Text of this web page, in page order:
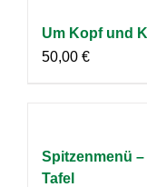
Um Kopf und
50,00 €
Spitzenmenü
Tafel